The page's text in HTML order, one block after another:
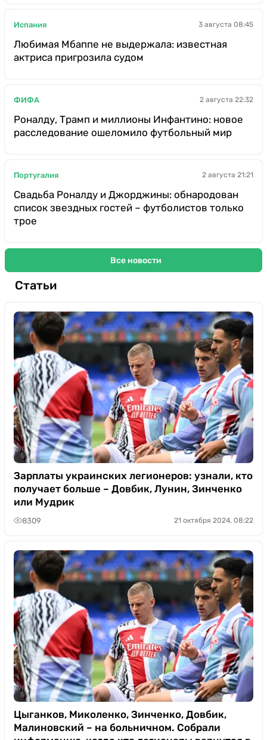
Испания 3 августа 08:45
Любимая Мбаппе не выдержала: известная
актриса пригрозила судом
ФИФА 2 августа 22:32
Роналду, Трамп и миллионы Инфантино: новое
расследование ошеломило футбольный мир
Португалия 2 августа 21:21
Свадьба Роналду и Джорджины: обнародован
список звездных гостей – футболистов только
трое
Все новости
Статьи
Зарплаты украинских легионеров: узнали, кто
получает больше – Довбик, Лунин, Зинченко
или Мудрик
8309 21 октября 2024, 08:22
Цыганков, Миколенко, Зинченко, Довбик,
Малиновский – на больничном. Собрали